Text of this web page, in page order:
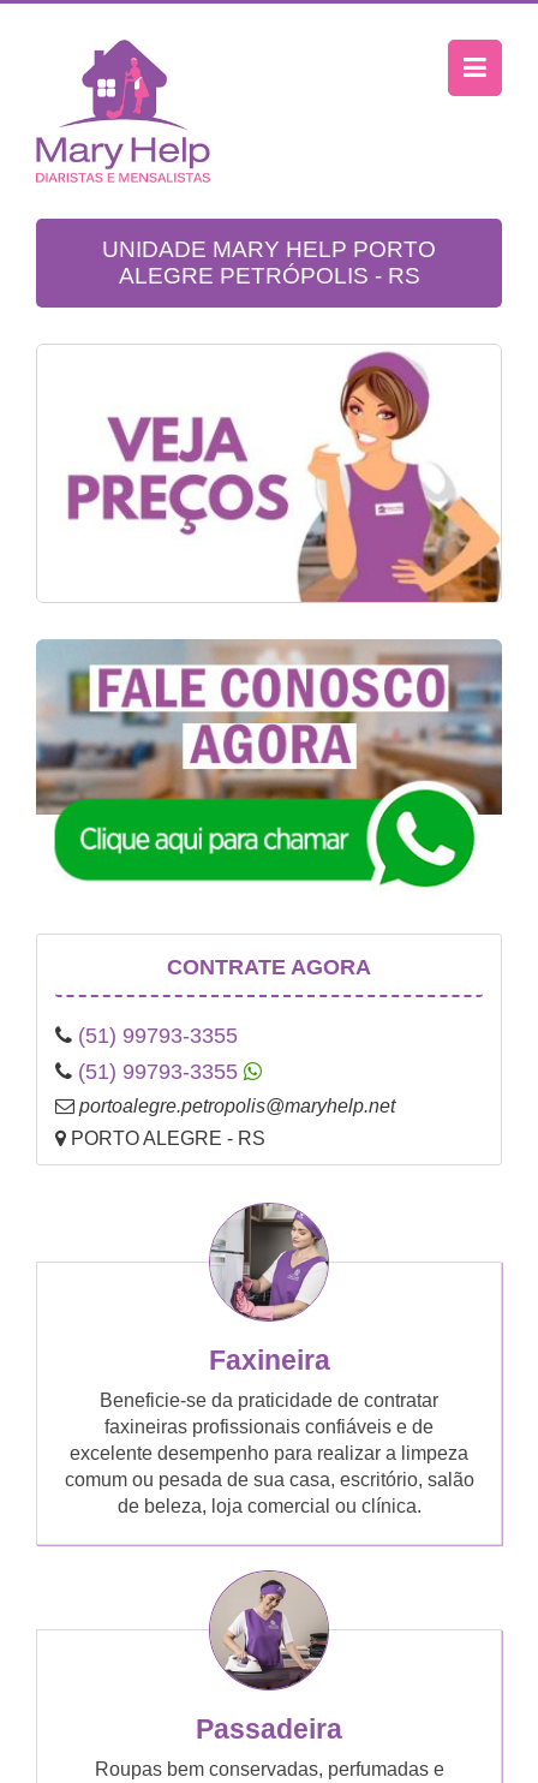
UNIDADE MARY HELP PORTO
ALEGRE PETRÓPOLIS - RS
CONTRATE AGORA
(51) 99793-3355
(51) 99793-3355
portoalegre.petropolis@maryhelp.net
PORTO ALEGRE - RS
Faxineira
Beneficie-se da praticidade de contratar
faxineiras profissionais confiáveis e de
excelente desempenho para realizar a limpeza
comum ou pesada de sua casa, escritório, salão
de beleza, loja comercial ou clínica.
Passadeira
Roupas bem conservadas, perfumadas e